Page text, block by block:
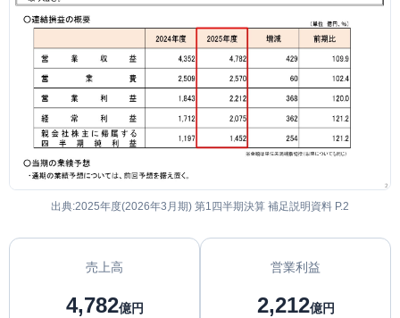
出典:2025年度(2026年3月期) 第1四半期決算 補足説明資料 P.2
売上高
4,782億円
営業利益
2,212億円